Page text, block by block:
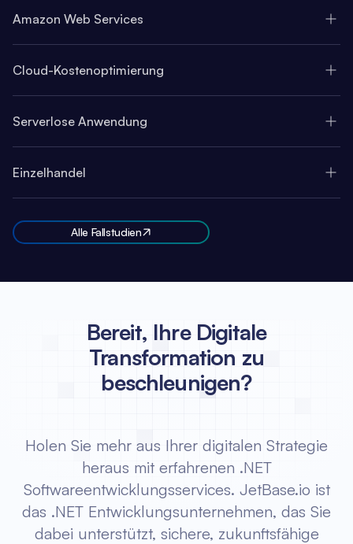
Amazon Web Services
Cloud-Kostenoptimierung
Serverlose Anwendung
Einzelhandel
Alle Fallstudien
Bereit, Ihre Digitale
Transformation zu
beschleunigen?
Holen Sie mehr aus Ihrer digitalen Strategie
heraus mit erfahrenen .NET
Softwareentwicklungsservices. JetBase.io ist
das .NET Entwicklungsunternehmen, das Sie
dabei unterstützt, sichere, zukunftsfähige